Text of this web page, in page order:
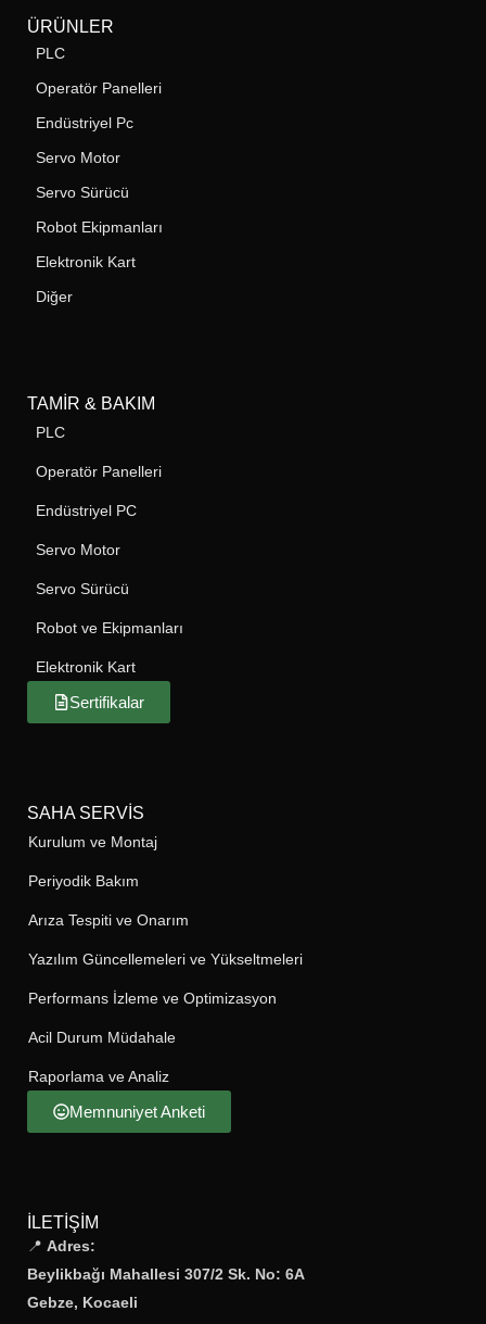
ÜRÜNLER
PLC
Operatör Panelleri
Endüstriyel Pc
Servo Motor
Servo Sürücü
Robot Ekipmanları
Elektronik Kart
Diğer
TAMIR & BAKIM
PLC
Operatör Panelleri
Endüstriyel PC
Servo Motor
Servo Sürücü
Robot ve Ekipmanları
Elektronik Kart
Sertifikalar
SAHA SERVIS
Kurulum ve Montaj
Periyodik Bakım
Arıza Tespiti ve Onarım
Yazılım Güncellemeleri ve Yükseltmeleri
Performans İzleme ve Optimizasyon
Acil Durum Müdahale
Raporlama ve Analiz
Memnuniyet Anketi
İLETIŞIM
📍 Adres:
Beylikbağı Mahallesi 307/2 Sk. No: 6A
Gebze, Kocaeli